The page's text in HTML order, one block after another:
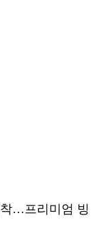
…프리미엄 빙